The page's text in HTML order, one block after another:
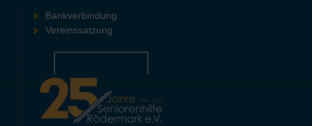
Bankverbindung
Vereinssatzung